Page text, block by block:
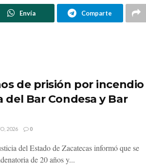
Envía Comparte
de prisión por incendio
del Bar Condesa y Bar
2026 0
del Estado de Zacatecas informó que se
de 20 años y...